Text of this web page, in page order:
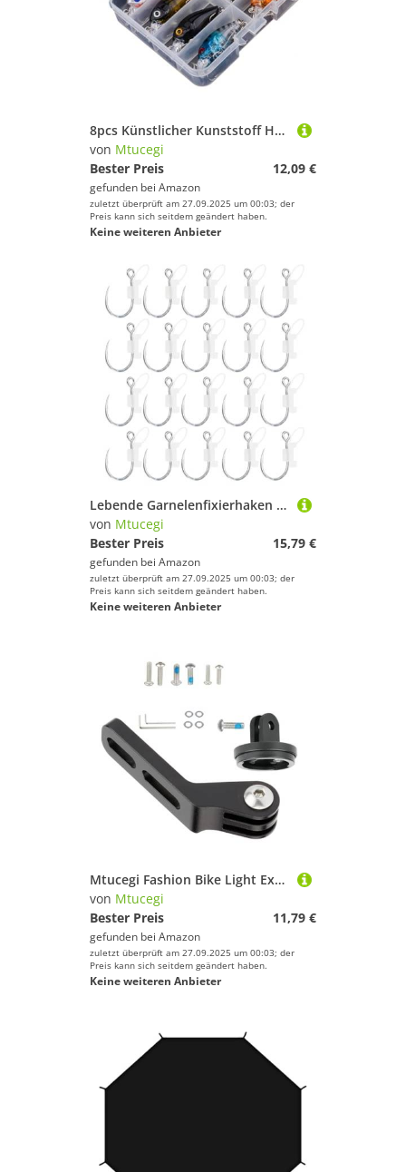
8pcs Künstlicher Kunststoff Hartköder Minnow Fischerei Köder Kurbelköder Topwaters Wobbler Swimbaits Plastikkurbelköder
von Mtucegi
Bester Preis
12,09 €
gefunden bei Amazon
zuletzt überprüft am 27.09.2025 um 00:03; der
Preis kann sich seitdem geändert haben.
Keine weiteren Anbieter
Lebende Garnelenfixierhaken Huminous Wanderer Welgfische Fischen Korrosions Widerstand
von Mtucegi
Bester Preis
15,79 €
gefunden bei Amazon
zuletzt überprüft am 27.09.2025 um 00:03; der
Preis kann sich seitdem geändert haben.
Keine weiteren Anbieter
Mtucegi Fashion Bike Light Extenders Fahrräder Lenker Vordermontage Für Actionkameras Und Radsportsicherung Freisetz Schneller Fahrradlichtkameramamerashalter
von Mtucegi
Bester Preis
11,79 €
gefunden bei Amazon
zuletzt überprüft am 27.09.2025 um 00:03; der
Preis kann sich seitdem geändert haben.
Keine weiteren Anbieter